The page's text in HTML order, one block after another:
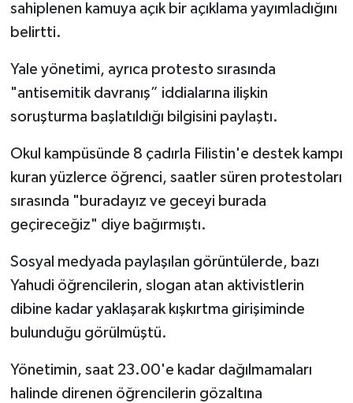
sahiplenen kamuya açık bir açıklama yayımladığını
belirtti.
Yale yönetimi, ayrıca protesto sırasında
"antisemitik davranış” iddialarına ilişkin
soruşturma başlatıldığı bilgisini paylaştı.
Okul kampüsünde 8 çadırla Filistin'e destek kampı
kuran yüzlerce öğrenci, saatler süren protestoları
sırasında "buradayız ve geceyi burada
geçireceğiz" diye bağırmıştı.
Sosyal medyada paylaşılan görüntülerde, bazı
Yahudi öğrencilerin, slogan atan aktivistlerin
dibine kadar yaklaşarak kışkırtma girişiminde
bulunduğu görülmüştü.
Yönetimin, saat 23.00'e kadar dağılmamaları
halinde direnen öğrencilerin gözaltına